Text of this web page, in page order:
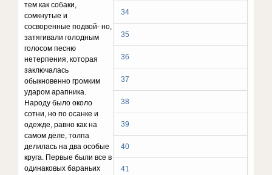
34
35
36
37
38
39
40
41
тем как собаки,
сомкнутые и
сосворенные подвой- но,
затягивали голодным
голосом песню
нетерпения, ко­торая
заключалась
обыкновенно громким
ударом арапника.
Народу было около
сотни, но по осанке и
одеж­де, равно как на
самом деле, толпа
делилась на два особые
круга. Первые были все в
одинаковых бараньих